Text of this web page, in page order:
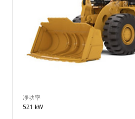
净功率
521 kW